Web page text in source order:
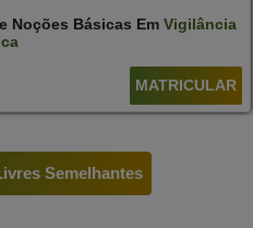
Noções Básicas Em Vigilância
MATRICULAR
Semelhantes